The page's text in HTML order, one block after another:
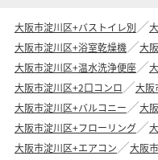
大阪市淀川区+バストイレ別
大阪市淀川区+浴室乾燥機
大
大阪市淀川区+温水洗浄便座
大阪市淀川区+2口コンロ
大阪
大阪市淀川区+バルコニー
大
大阪市淀川区+フローリング
大阪市淀川区+エアコン
大阪